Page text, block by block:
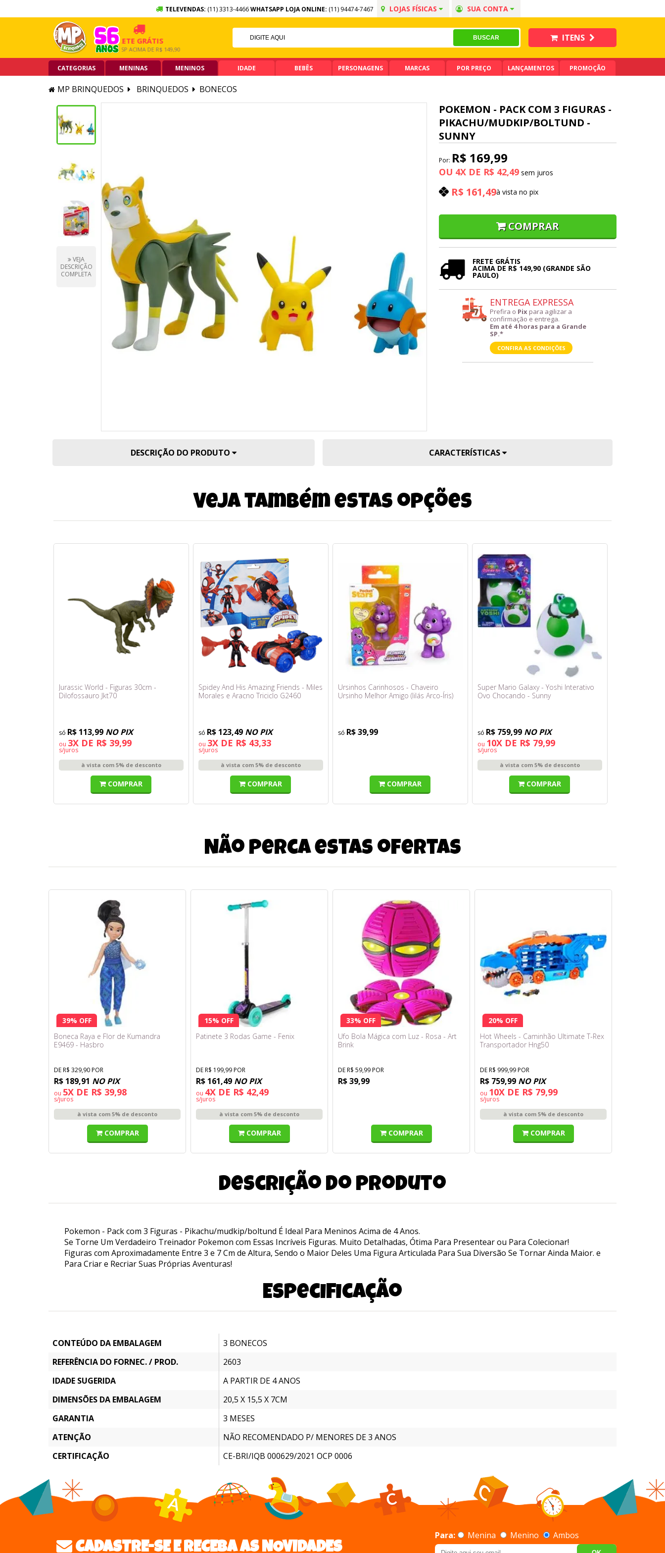
TELEVENDAS: (11) 3313-4466WHATSAPP LOJA ONLINE: (11) 94474-7467 LOJAS FÍSICAS SUA CONTA
FRETE GRÁTIS
GRANDE SP ACIMA DE R$ 149,90
5% OFF NO PIX
PIX ACIMA DE R$ 99,90
ITENS
CATEGORIAS MENINAS MENINOS IDADE BEBÊS PERSONAGENS MARCAS POR PREÇO LANÇAMENTOS PROMOÇÃO
MP BRINQUEDOS BRINQUEDOS BONECOS
VEJA
DESCRIÇÃO
COMPLETA
POKEMON - PACK COM 3 FIGURAS -
PIKACHU/MUDKIP/BOLTUND -
SUNNY
Por: R$ 169,99
OU 4X DE R$ 42,49
R$ 161,49à vista no pix
COMPRAR
FRETE GRÁTIS
ACIMA DE R$ 149,90 (GRANDE SÃO
PAULO)
ENTREGA EXPRESSA
Prefira o Pix para agilizar a
confirmação e entrega.
Em até 4 horas para a Grande
SP.*
CONFIRA AS CONDIÇÕES
DESCRIÇÃO DO PRODUTO CARACTERÍSTICAS
Veja também estas opções
Jurassic World - Figuras 30cm -
Dilofossauro Jkt70
R$ 113,99 NO PIX
ou 3X DE R$ 39,99
s/juros
à vista com 5% de desconto
COMPRAR
Spidey And His Amazing Friends - Miles
Morales e Aracno Triciclo G2460
R$ 123,49 NO PIX
ou 3X DE R$ 43,33
s/juros
à vista com 5% de desconto
COMPRAR
Ursinhos Carinhosos - Chaveiro
Ursinho Melhor Amigo (lilás Arco-Íris)
R$ 39,99
COMPRAR
Super Mario Galaxy - Yoshi Interativo
Ovo Chocando - Sunny
R$ 759,99 NO PIX
ou 10X DE R$ 79,99
s/juros
à vista com 5% de desconto
COMPRAR
Não perca estas ofertas
39% OFF
Boneca Raya e Flor de Kumandra
E9469 - Hasbro
DE R$ 329,90 POR
R$ 189,91 NO PIX
ou 5X DE R$ 39,98
s/juros
à vista com 5% de desconto
COMPRAR
15% OFF
Patinete 3 Rodas Game - Fenix
DE R$ 199,99 POR
R$ 161,49 NO PIX
ou 4X DE R$ 42,49
s/juros
à vista com 5% de desconto
COMPRAR
33% OFF
Ufo Bola Mágica com Luz - Rosa - Art
Brink
DE R$ 59,99 POR
R$ 39,99
COMPRAR
20% OFF
Hot Wheels - Caminhão Ultimate T-Rex
Transportador Hng50
DE R$ 999,99 POR
R$ 759,99 NO PIX
ou 10X DE R$ 79,99
s/juros
à vista com 5% de desconto
COMPRAR
Descrição do produto
Pokemon - Pack com 3 Figuras - Pikachu/mudkip/boltund É Ideal Para Meninos Acima de 4 Anos.
Se Torne Um Verdadeiro Treinador Pokemon com Essas Incríveis Figuras. Muito Detalhadas, Ótima Para Presentear ou Para Colecionar!
Figuras com Aproximadamente Entre 3 e 7 Cm de Altura, Sendo o Maior Deles Uma Figura Articulada Para Sua Diversão Se Tornar Ainda Maior. e
Para Criar e Recriar Suas Próprias Aventuras!
Especificação
CONTEÚDO DA EMBALAGEM
3 BONECOS
REFERÊNCIA DO FORNEC. / PROD.
2603
IDADE SUGERIDA
A PARTIR DE 4 ANOS
DIMENSÕES DA EMBALAGEM
20,5 X 15,5 X 7CM
GARANTIA
3 MESES
ATENÇÃO
NÃO RECOMENDADO P/ MENORES DE 3 ANOS
CERTIFICAÇÃO
CE-BRI/IQB 000629/2021 OCP 0006
CADASTRE-SE E RECEBA AS NOVIDADES
Para: Menina Menino Ambos